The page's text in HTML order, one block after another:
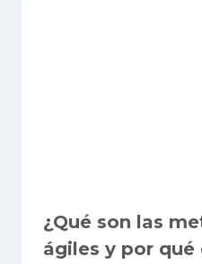
¿Qué son las
ágiles y por qué